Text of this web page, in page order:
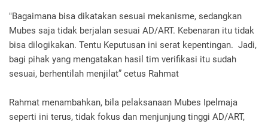
"Bagaimana bisa dikatakan sesuai mekanisme, sedangkan
Mubes saja tidak berjalan sesuai AD/ART. Kebenaran itu tidak
bisa dilogikakan. Tentu Keputusan ini serat kepentingan. Jadi,
bagi pihak yang mengatakan hasil tim verifikasi itu sudah
sesuai, berhentilah menjilat” cetus Rahmat
Rahmat menambahkan, bila pelaksanaan Mubes Ipelmaja
seperti ini terus, tidak fokus dan menjunjung tinggi AD/ART,